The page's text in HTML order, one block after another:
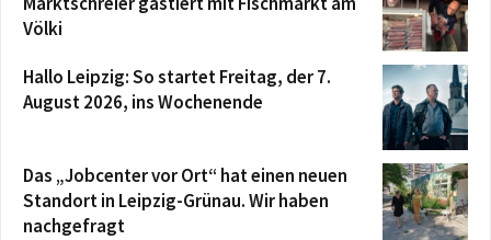
Völki
Hallo Leipzig: So startet Freitag, der 7.
August 2026, ins Wochenende
Das „Jobcenter vor Ort“ hat einen neuen
Standort in Leipzig-Grünau. Wir haben
nachgefragt